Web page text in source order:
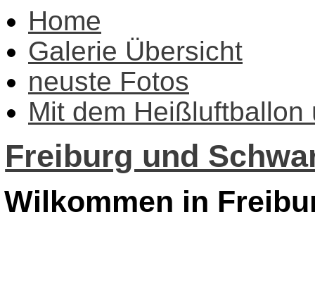
Home
Galerie Übersicht
neuste Fotos
Mit dem Heißluftballon
Freiburg und
Wilkommen in